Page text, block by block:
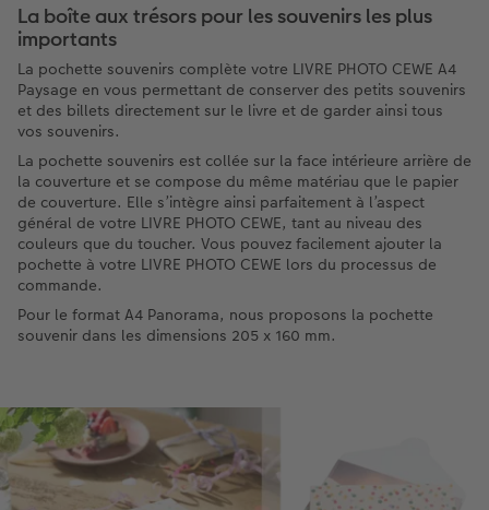
La boîte aux trésors pour les souvenirs les plus
importants
La pochette souvenirs complète votre LIVRE PHOTO CEWE A4
Paysage en vous permettant de conserver des petits souvenirs
et des billets directement sur le livre et de garder ainsi tous
vos souvenirs.
La pochette souvenirs est collée sur la face intérieure arrière de
la couverture et se compose du même matériau que le papier
de couverture. Elle s’intègre ainsi parfaitement à l’aspect
général de votre LIVRE PHOTO CEWE, tant au niveau des
couleurs que du toucher. Vous pouvez facilement ajouter la
pochette à votre LIVRE PHOTO CEWE lors du processus de
commande.
Pour le format A4 Panorama, nous proposons la pochette
souvenir dans les dimensions 205 x 160 mm.